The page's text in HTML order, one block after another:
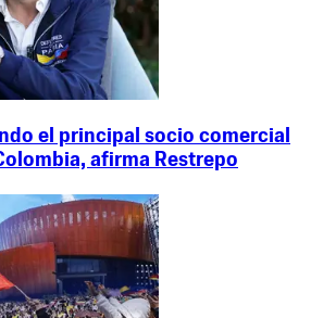
el principal socio comercial
afirma Restrepo